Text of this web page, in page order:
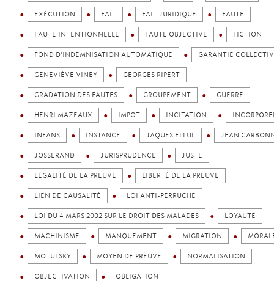
EXÉCUTION FAIT FAIT JURIDIQUE FAUTE
FAUTE INTENTIONNELLE FAUTE OBJECTIVE FICTION
FOND D’INDEMNISATION AUTOMATIQUE GARANTIE
GENEVIÈVE VINEY GEORGES RIPERT
GRADATION DES FAUTES GROUPEMENT GUERRE
HENRI MAZEAUX IMPÔT INCITATION
INFANS INSTANCE JAQUES ELLUL JEAN
JOSSERAND JURISPRUDENCE JUSTE
LÉGALITÉ DE LA PREUVE LIBERTÉ DE LA PREUVE
LIEN DE CAUSALITÉ LOI ANTI-PERRUCHE
LOI DU 4 MARS 2002 SUR LE DROIT DES MALADES LOYAUTÉ
MACHINISME MANQUEMENT MIGRATION
MOTULSKY MOYEN DE PREUVE NORMALISATION
OBJECTIVATION OBLIGATION